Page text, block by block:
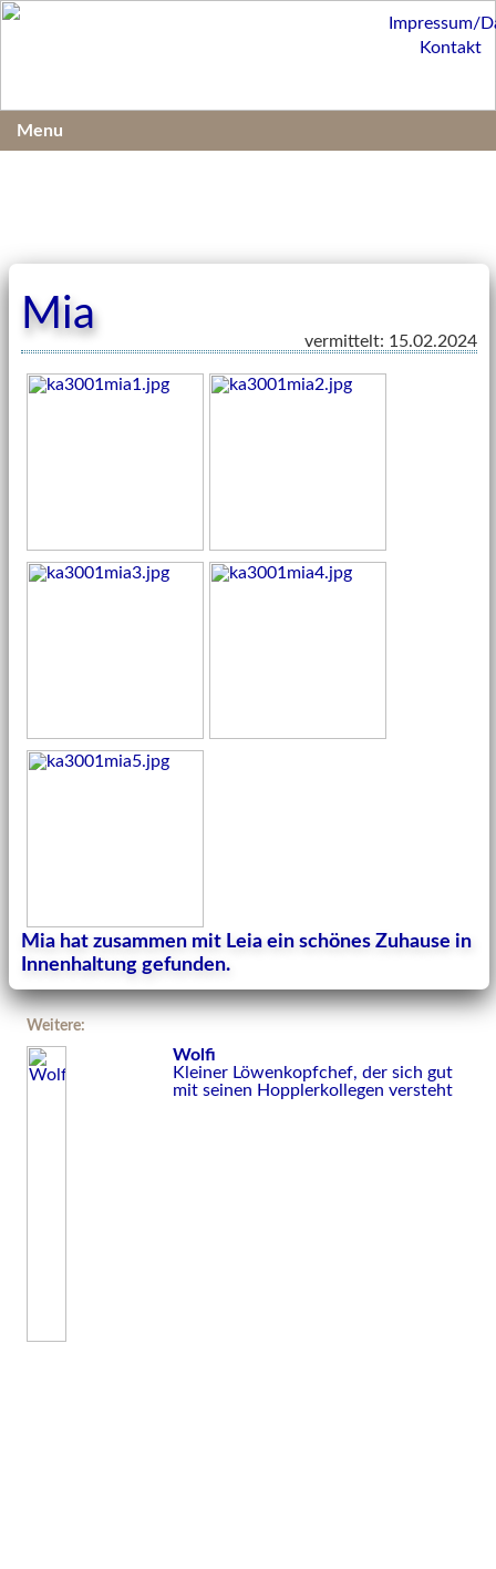
Mia
vermittelt: 15.02.2024
Mia hat zusammen mit Leia ein schönes Zuhause in
Innenhaltung gefunden.
Weitere:
Wolfi
Kleiner Löwenkopfchef, der sich gut
mit seinen Hopplerkollegen versteht
Impressum/
Kontakt
Menu